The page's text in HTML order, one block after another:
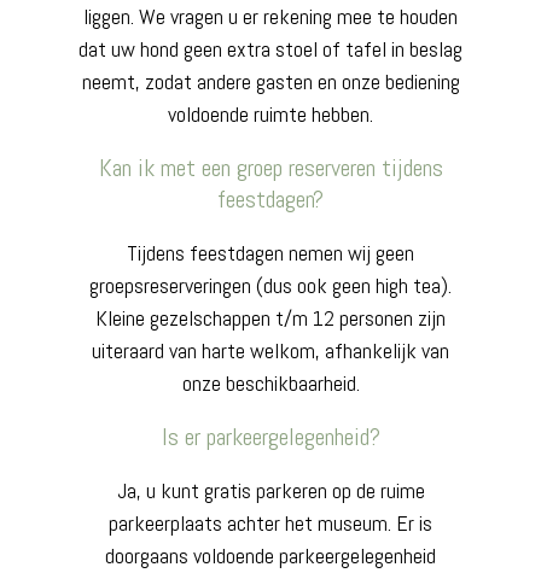
liggen. We vragen u er rekening mee te houden
dat uw hond geen extra stoel of tafel in beslag
neemt, zodat andere gasten en onze bediening
voldoende ruimte hebben.
Kan ik met een groep reserveren tijdens
feestdagen?
Tijdens feestdagen nemen wij geen
groepsreserveringen (dus ook geen high tea).
Kleine gezelschappen t/m 12 personen zijn
uiteraard van harte welkom, afhankelijk van
onze beschikbaarheid.
Is er parkeergelegenheid?
Ja, u kunt gratis parkeren op de ruime
parkeerplaats achter het museum. Er is
doorgaans voldoende parkeergelegenheid